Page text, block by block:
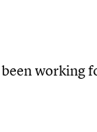
working